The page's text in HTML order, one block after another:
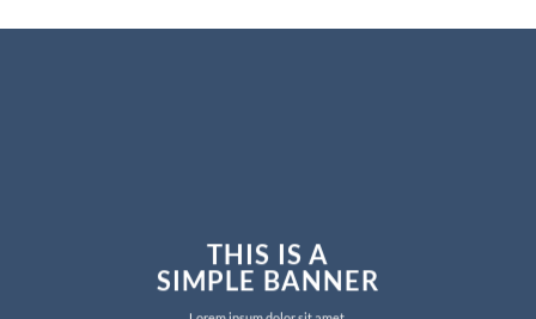
THIS IS A
SIMPLE BANNER